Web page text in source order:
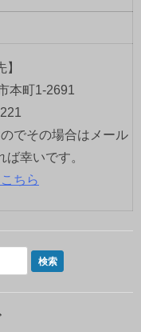
本町1-2691
でその場合はメール
幸いです。
ちら